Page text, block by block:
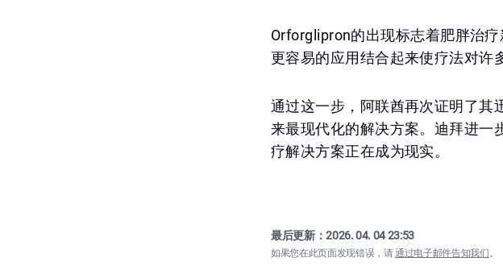
Orforglipron的出现标志着肥胖治
更容易的应用结合起来使疗法对许
通过这一步，阿联酋再次证明了其
来最现代化的解决方案。迪拜进一
疗解决方案正在成为现实。
最后更新：2026. 04. 04 23:53
如果您在此页面发现错误，请通过电子邮件告知我们。